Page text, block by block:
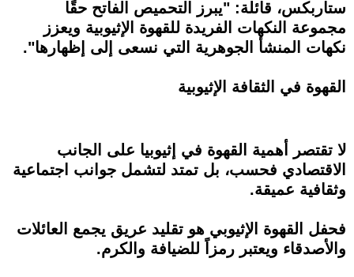
ستاربكس، قائلة: "يبرز التحميص الفاتح حقًا
مجموعة النكهات الفريدة للقهوة الإثيوبية ويعزز
نكهات المنشأ الجوهرية التي نسعى إلى إظهارها".
القهوة في الثقافة الإثيوبية
لا تقتصر أهمية القهوة في إثيوبيا على الجانب
الاقتصادي فحسب، بل تمتد لتشمل جوانب اجتماعية
وثقافية عميقة.
فحفل القهوة الإثيوبي هو تقليد عريق يجمع العائلات
والأصدقاء ويعتبر رمزاً للضيافة والكرم.